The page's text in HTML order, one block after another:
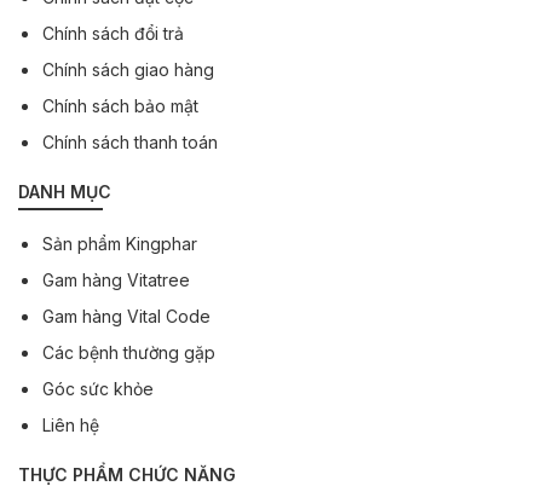
Chính sách đổi trả
Chính sách giao hàng
Chính sách bảo mật
Chính sách thanh toán
DANH MỤC
Sản phẩm Kingphar
Gam hàng Vitatree
Gam hàng Vital Code
Các bệnh thường gặp
Góc sức khỏe
Liên hệ
THỰC PHẨM CHỨC NĂNG